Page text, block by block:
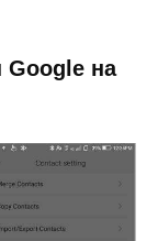
Google на